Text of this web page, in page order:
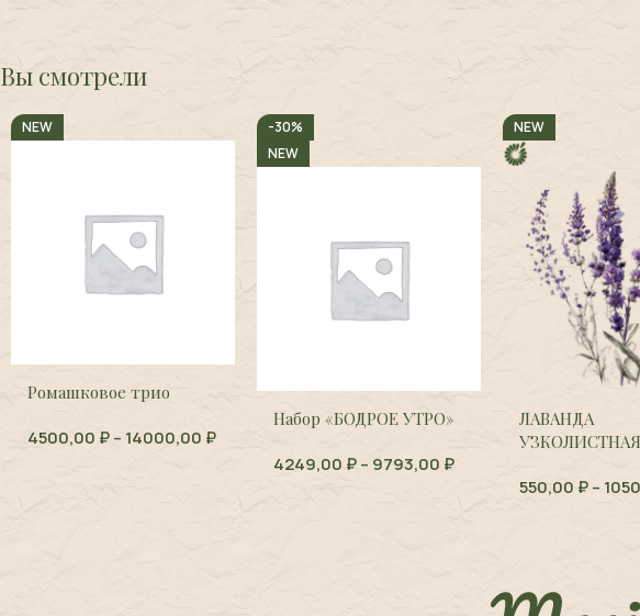
Вы смотрели
NEW
Ромашковое трио
4500,00 ₽– 14000,00 ₽
-30%
NEW
Набор «БОДРОЕ УТРО»
4249,00 ₽– 9793,00 ₽
NEW
ЛАВАНДА
УЗКОЛИСТНАЯ
angustifolia
550,00 ₽–